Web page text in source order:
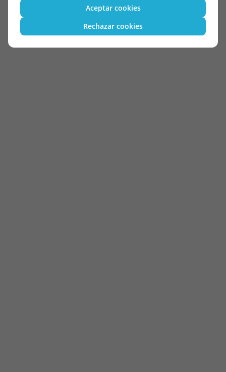
Aceptar cookies
Rechazar cookies